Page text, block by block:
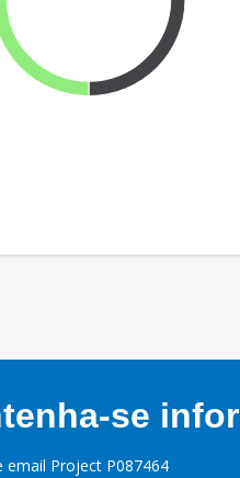
se
email Project P087464